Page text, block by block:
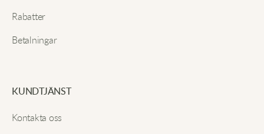
Rabatter
Betalningar
KUNDTJÄNST
Kontakta oss